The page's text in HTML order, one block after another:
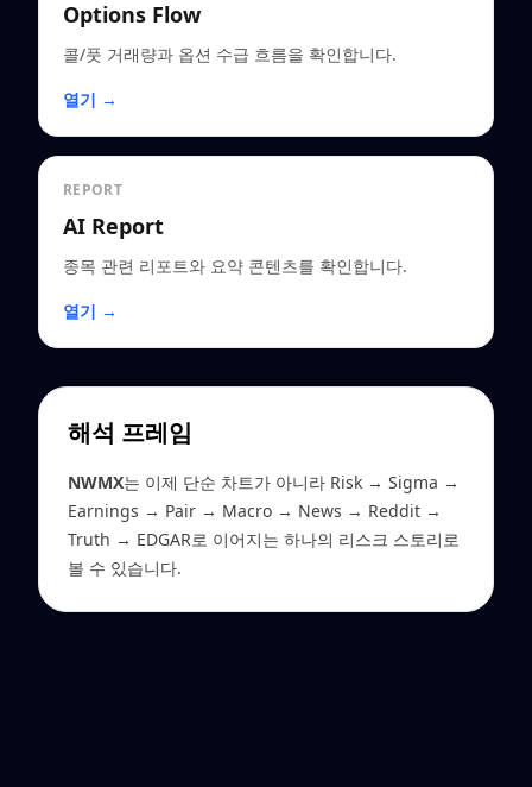
Options Flow
콜/풋 거래량과 옵션 수급 흐름을 확인합니다.
열기 →
REPORT
AI Report
종목 관련 리포트와 요약 콘텐츠를 확인합니다.
열기 →
해석 프레임
NWMX는 이제 단순 차트가 아니라 Risk → Sigma →
Earnings → Pair → Macro → News → Reddit →
Truth → EDGAR로 이어지는 하나의 리스크 스토리로
볼 수 있습니다.